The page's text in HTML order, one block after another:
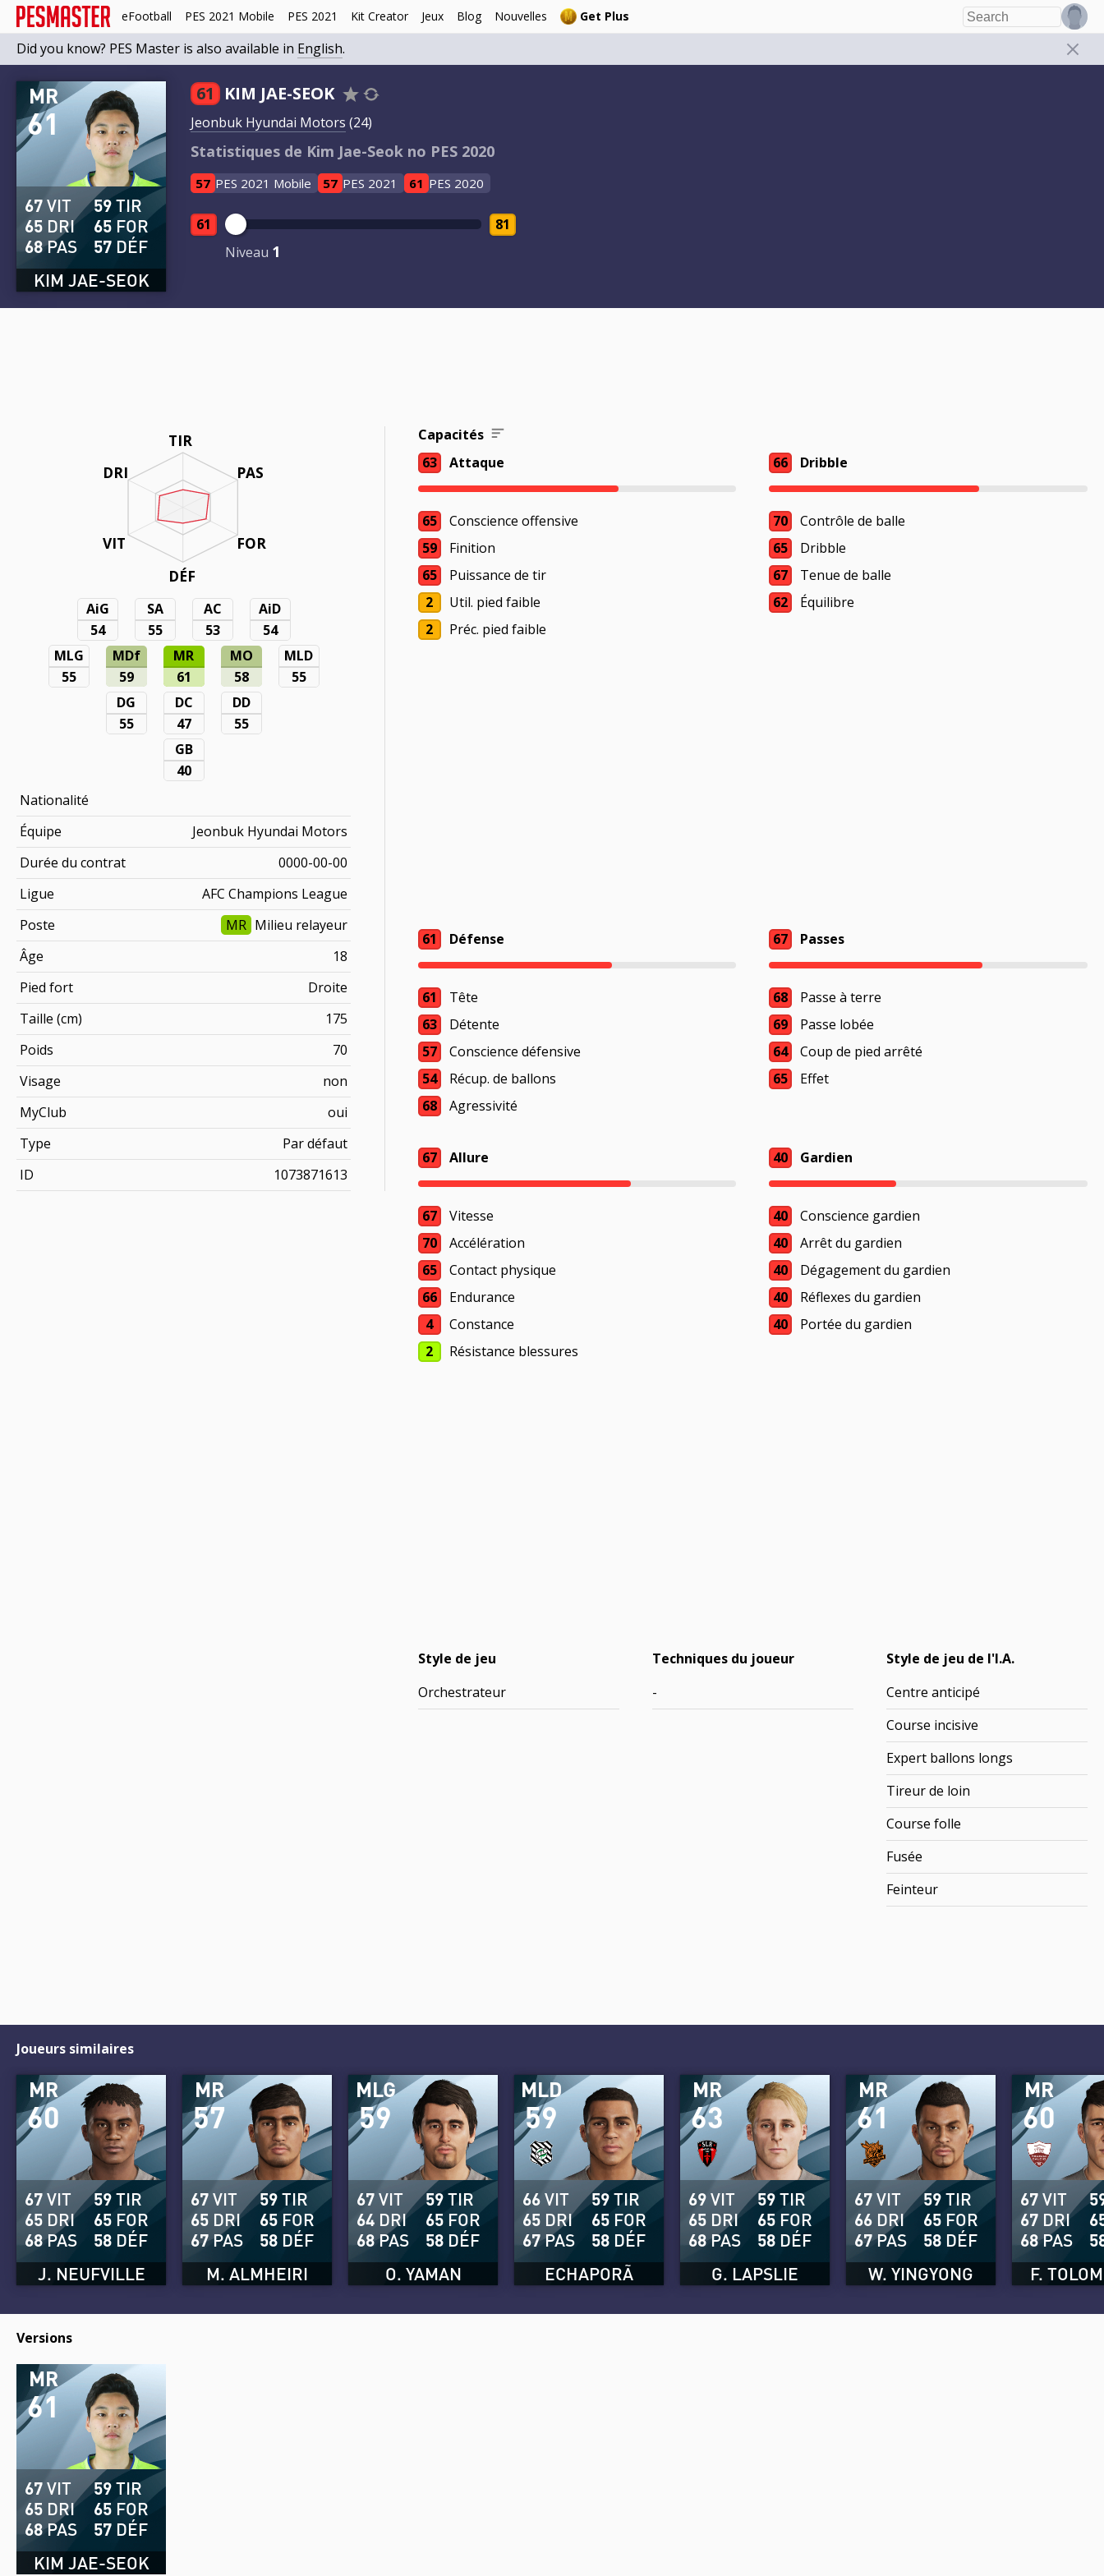
eFootball PES 2021 Mobile PES 2021 Kit Creator Jeux Blog Nouvelles Get Plus
Did you know? PES Master is also available in English.
61
MR
KIM JAE-SEOK
67VIT
65 DRI
68PAS
59TIR
65 FOR
57 DÉF
61 KIM JAE-SEOK
Jeonbuk Hyundai Motors (24)
Statistiques de Kim Jae-Seok no PES 2020
57 PES 2021 Mobile 57 PES 2021 61 PES 2020
61
Niveau 1
81
TIR
PAS
FOR
DÉF
DRI
VIT
AiG
54
SA
55
AC
53
AiD
54
MLG
55
MDf
59
MR
61
MO
58
MLD
55
DG
55
DC
47
DD
55
GB
40
Nationalité
Équipe
Jeonbuk Hyundai Motors
Durée du contrat
0000-00-00
Ligue
AFC Champions League
Poste
MR Milieu relayeur
Âge
18
Pied fort
Droite
Taille (cm)
175
Poids
70
Visage
non
MyClub
oui
Type
Par défaut
ID
1073871613
Capacités
63
Attaque
65
Conscience offensive
59
Finition
65
Puissance de tir
2
Util. pied faible
2
Préc. pied faible
66 Dribble
70
Contrôle de balle
65
Dribble
67
Tenue de balle
62
Équilibre
61 Défense
61
Tête
63
Détente
57
Conscience défensive
54
Récup. de ballons
68
Agressivité
67 Passes
68
Passe à terre
69
Passe lobée
64
Coup de pied arrêté
65
Effet
67 Allure
67
Vitesse
70
Accélération
65
Contact physique
66
Endurance
4
Constance
2
Résistance blessures
40 Gardien
40
Conscience gardien
40
Arrêt du gardien
40
Dégagement du gardien
40
Réflexes du gardien
40
Portée du gardien
Style de jeu
Orchestrateur
Techniques du joueur
-
Style de jeu de l'I.A.
Centre anticipé
Course incisive
Expert ballons longs
Tireur de loin
Course folle
Fusée
Feinteur
Joueurs similaires
60
MR
J. NEUFVILLE
67VIT
65 DRI
68PAS
59TIR
65 FOR
58 DÉF
57
MR
M. ALMHEIRI
67VIT
65 DRI
67PAS
59TIR
65 FOR
58 DÉF
59
MLG
O. YAMAN
67VIT
64 DRI
68PAS
59TIR
65 FOR
58 DÉF
59
MLD
ECHAPORÃ
66VIT
65 DRI
67PAS
59TIR
65 FOR
58 DÉF
63
MR
G. LAPSLIE
69VIT
65 DRI
68PAS
59TIR
65 FOR
58 DÉF
61
MR
W. YINGYONG
67VIT
66 DRI
67PAS
59TIR
65 FOR
58 DÉF
60
MR
F.
67VIT
67 DRI
68PAS
Versions
61
MR
KIM JAE-SEOK
67VIT
65 DRI
68PAS
59TIR
65 FOR
57 DÉF